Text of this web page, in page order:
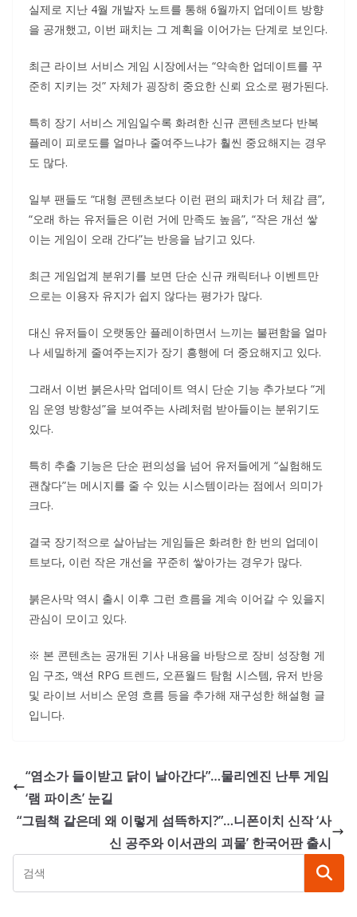
실제로 지난 4월 개발자 노트를 통해 6월까지 업데이트 방향
을 공개했고, 이번 패치는 그 계획을 이어가는 단계로 보인다.
최근 라이브 서비스 게임 시장에서는 “약속한 업데이트를 꾸
준히 지키는 것” 자체가 굉장히 중요한 신뢰 요소로 평가된다.
특히 장기 서비스 게임일수록 화려한 신규 콘텐츠보다 반복
플레이 피로도를 얼마나 줄여주느냐가 훨씬 중요해지는 경우
도 많다.
일부 팬들도 “대형 콘텐츠보다 이런 편의 패치가 더 체감 큼”,
“오래 하는 유저들은 이런 거에 만족도 높음”, “작은 개선 쌓
이는 게임이 오래 간다”는 반응을 남기고 있다.
최근 게임업계 분위기를 보면 단순 신규 캐릭터나 이벤트만
으로는 이용자 유지가 쉽지 않다는 평가가 많다.
대신 유저들이 오랫동안 플레이하면서 느끼는 불편함을 얼마
나 세밀하게 줄여주는지가 장기 흥행에 더 중요해지고 있다.
그래서 이번 붉은사막 업데이트 역시 단순 기능 추가보다 “게
임 운영 방향성”을 보여주는 사례처럼 받아들이는 분위기도
있다.
특히 추출 기능은 단순 편의성을 넘어 유저들에게 “실험해도
괜찮다”는 메시지를 줄 수 있는 시스템이라는 점에서 의미가
크다.
결국 장기적으로 살아남는 게임들은 화려한 한 번의 업데이
트보다, 이런 작은 개선을 꾸준히 쌓아가는 경우가 많다.
붉은사막 역시 출시 이후 그런 흐름을 계속 이어갈 수 있을지
관심이 모이고 있다.
※ 본 콘텐츠는 공개된 기사 내용을 바탕으로 장비 성장형 게
임 구조, 액션 RPG 트렌드, 오픈월드 탐험 시스템, 유저 반응
및 라이브 서비스 운영 흐름 등을 추가해 재구성한 해설형 글
입니다.
“염소가 들이받고 닭이 날아간다”…물리엔진 난투 게임
‘램 파이츠’ 눈길
“그림책 같은데 왜 이렇게 섬뜩하지?”…니폰이치 신작 ‘사
신 공주와 이서관의 괴물’ 한국어판 출시